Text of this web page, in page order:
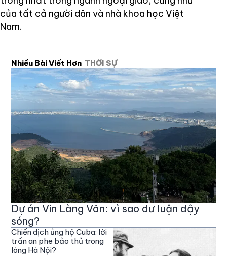
của tất cả người dân và nhà khoa học Việt
Nam.
Nhiều Bài Viết Hơn THỜI SỰ
Dự án Vin Làng Vân: vì sao dư luận dậy
sóng?
Chiến dịch ủng hộ Cuba: lời
trấn an phe bảo thủ trong
lòng Hà Nội?